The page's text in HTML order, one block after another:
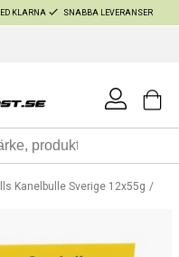
KLARNA SNABBA LEVERANSER
Kanelbulle Sverige 12x55g